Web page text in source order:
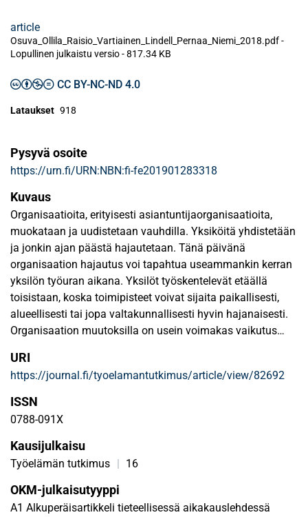
article
Osuva_Ollila_Raisio_Vartiainen_Lindell_Pernaa_Niemi_2018.pdf -
Lopullinen julkaistu versio-817.34 KB
CC BY-NC-ND 4.0
Lataukset 918
Pysyvä osoite
https://urn.fi/URN:NBN:fi-fe201901283318
Kuvaus
Organisaatioita, erityisesti asiantuntijaorganisaatioita,
muokataan ja uudistetaan vauhdilla. Yksiköitä yhdistetään
ja jonkin ajan päästä hajautetaan. Tänä päivänä
organisaation hajautus voi tapahtua useammankin kerran
yksilön työuran aikana. Yksilöt työskentelevät etäällä
toisistaan, koska toimipisteet voivat sijaita paikallisesti,
alueellisesti tai jopa valtakunnallisesti hyvin hajanaisesti.
Organisaation muutoksilla on usein voimakas vaikutus
niillä on merkitystä myös yksilön osaamiseen ja
osaamisen kehittämiseen. Tässä artikkelissa paneudutaan
teoreettisesti ja empiirisesti osaamisen varmistamiseen
hajautetun organisaation muuttuessa yhä
asiantuntijat kokevat hajautukset? Millaisina oma
osaaminen sekä itseohjautuvuus näyttäytyvät
teemahaastattelusta hajautetun julkisen
asiantuntijaorganisaation henkilöstölle. Henkilöiden
URI
https://journal.fi/tyoelamantutkimus/article/view/82692
ISSN
0788-091X
Kausijulkaisu
Työelämän tutkimus | 16
OKM-julkaisutyyppi
A1 Alkuperäisartikkeli tieteellisessä aikakauslehdessä